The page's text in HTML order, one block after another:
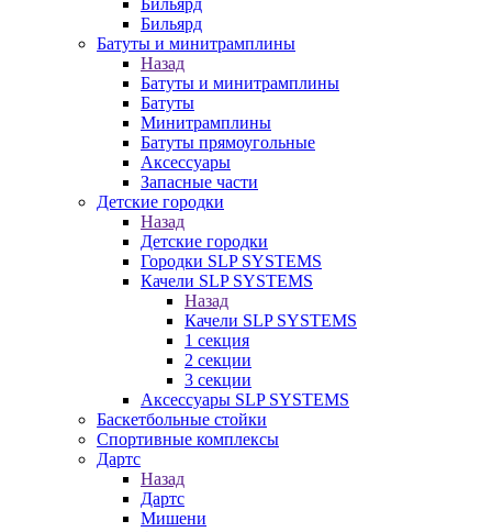
Бильяpд
Бильяpд
Батуты и минитрамплины
Назад
Батуты и минитрамплины
Батуты
Минитрамплины
Батуты прямоугольные
Аксессуары
Запасные части
Детские городки
Назад
Детские городки
Городки SLP SYSTEMS
Качели SLP SYSTEMS
Назад
Качели SLP SYSTEMS
1 секция
2 секции
3 секции
Аксессуары SLP SYSTEMS
Баскетбольные стойки
Спортивные комплексы
Дартс
Назад
Дартс
Мишени